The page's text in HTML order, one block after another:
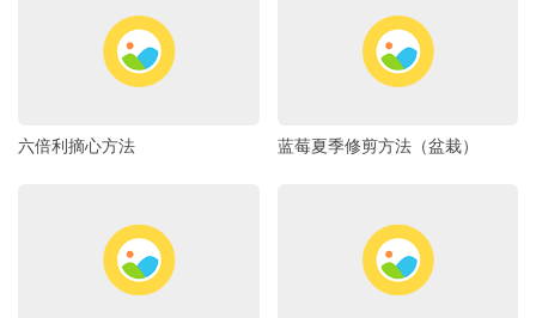
六倍利摘心方法 蓝莓夏季修剪方法（盆栽）